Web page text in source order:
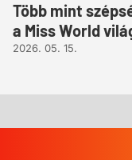
Több mint
a Miss World
2026. 05. 15.